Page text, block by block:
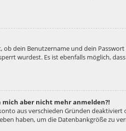
ob dein Benutzername und dein
wurdest. Es ist ebenfalls möglich,
aber nicht mehr anmelden?!
aus verschieden Gründen
haben, um die Datenbankgröße zu